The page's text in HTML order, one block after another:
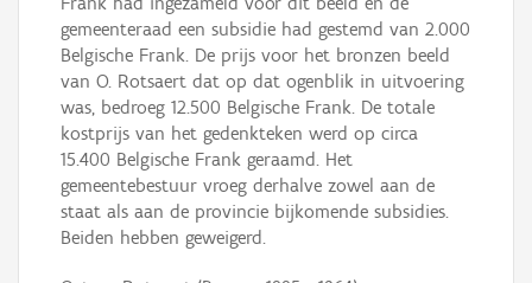
gemeenteraad een subsidie had gestemd van 2.000
Belgische Frank. De prijs voor het bronzen beeld
van O. Rotsaert dat op dat ogenblik in uitvoering
was, bedroeg 12.500 Belgische Frank. De totale
kostprijs van het gedenkteken werd op circa
15.400 Belgische Frank geraamd. Het
gemeentebestuur vroeg derhalve zowel aan de
staat als aan de provincie bijkomende subsidies.
Beiden hebben geweigerd.